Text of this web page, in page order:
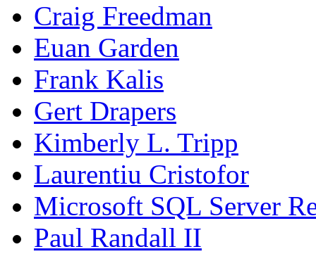
Craig Freedman
Euan Garden
Frank Kalis
Gert Drapers
Kimberly L. Tripp
Laurentiu Cristofor
Microsoft SQL Server
Paul Randall II